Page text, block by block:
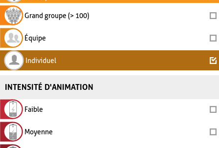
Grand groupe (> 100)
Équipe
Individuel
INTENSITÉ D'ANIMATION
Faible
Moyenne